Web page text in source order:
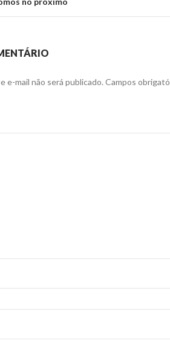
e-mail não será publicado. Campos